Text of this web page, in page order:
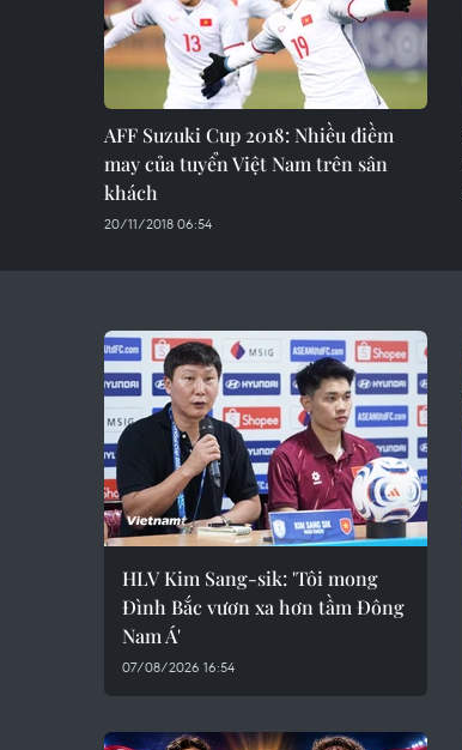
AFF Suzuki Cup 2018: Nhiều điềm
may của tuyển Việt Nam trên sân
khách
20/11/2018 06:54
HLV Kim Sang-sik: 'Tôi mong
Đình Bắc vươn xa hơn tầm Đông
Nam Á'
07/08/2026 16:54